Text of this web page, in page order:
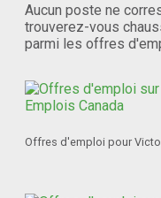
Aucun poste ne
trouverez-vous
parmi les offres
Offres d'emploi pour